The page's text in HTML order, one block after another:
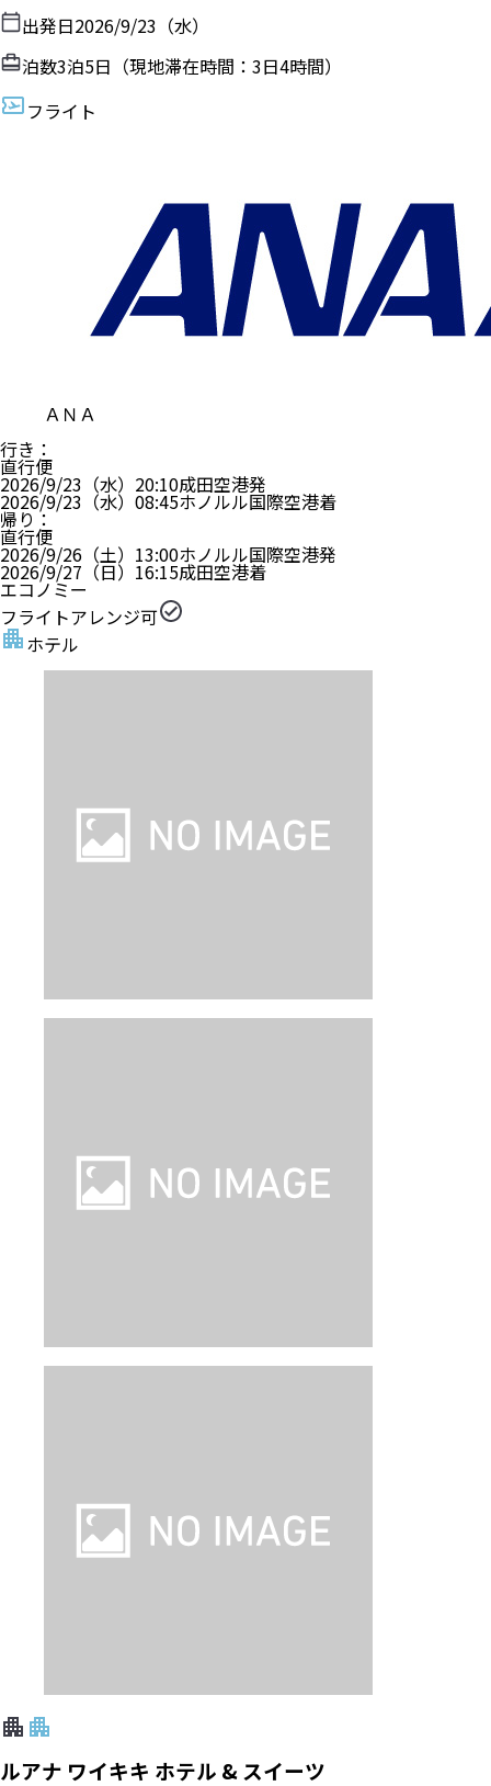
出発日2026/9/23（水）
泊数3泊5日（現地滞在時間： 3日4時間）
フライト
ＡＮＡ
行き ：
直行便
2026/9/23（水） 20:10成田空港発
2026/9/23（水） 08:45ホノルル国際空港着
帰り ：
直行便
2026/9/26（土） 13:00ホノルル国際空港発
2026/9/27（日） 16:15成田空港着
エコノミー
フライトアレンジ可
ホテル
ルアナ ワイキキ ホテル & スイーツ